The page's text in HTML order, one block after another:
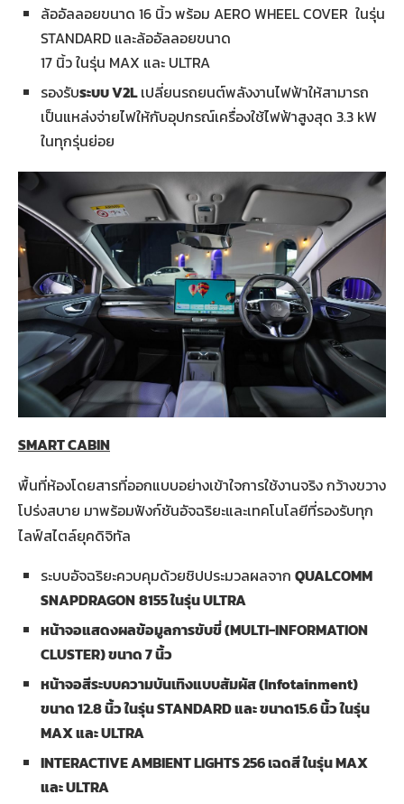
ล้ออัลลอยขนาด 16 นิ้ว พร้อม AERO WHEEL COVER ในรุ่น
STANDARD และล้ออัลลอยขนาด
17 นิ้ว ในรุ่น MAX และ ULTRA
รองรับระบบV2Lเปลี่ยนรถยนต์พลังงานไฟฟ้าให้สามารถ
เป็นแหล่งจ่ายไฟให้กับอุปกรณ์เครื่องใช้ไฟฟ้าสูงสุด 3.3 kW
ในทุกรุ่นย่อย
SMART CABIN
พื้นที่ห้องโดยสารที่ออกแบบอย่างเข้าใจการใช้งานจริง กว้างขวาง
โปร่งสบาย มาพร้อมฟังก์ชันอัจฉริยะและเทคโนโลยีที่รองรับทุก
ไลฟ์สไตล์ยุคดิจิทัล
ระบบอัจฉริยะควบคุมด้วยชิปประมวลผลจาก QUALCOMM
SNAPDRAGON8155 ในรุ่น ULTRA
หน้าจอแสดงผลข้อมูลการขับขี่ (MULTI-INFORMATION
CLUSTER) ขนาด 7 นิ้ว
หน้าจอสีระบบความบันเทิงแบบสัมผัส(Infotainment)
ขนาด 12.8 นิ้ว ในรุ่น STANDARD และ ขนาด15.6 นิ้ว ในรุ่น
MAX และ ULTRA
INTERACTIVE AMBIENT LIGHTS 256 เฉดสี ในรุ่น MAX
และ ULTRA